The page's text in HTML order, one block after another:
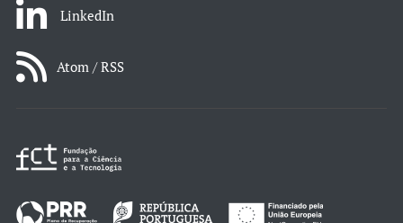
LinkedIn
Atom / RSS